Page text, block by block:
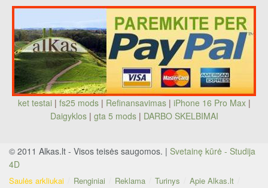
ket testai | fs25 mods| Refinansavimas| iPhone 16 Pro Max|
Daigyklos| gta 5 mods | DARBO SKELBIMAI
© 2011 Alkas.lt - Visos teisės saugomos. | Svetainę kūrė - Studija
4D
Saulės arkliukai Renginiai Reklama Turinys Apie Alkas.lt